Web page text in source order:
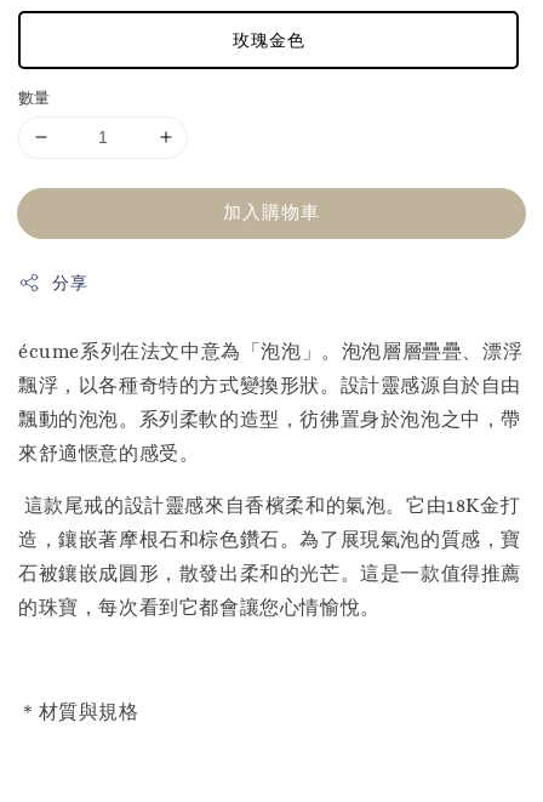
玫瑰金色
數量
加入購物車
分享
écume系列在法文中意為「泡泡」。泡泡層層疊疊、漂浮
飄浮，以各種奇特的方式變換形狀。設計靈感源自於自由
飄動的泡泡。系列柔軟的造型，彷彿置身於泡泡之中，帶
來舒適愜意的感受。
這款尾戒的設計靈感來自香檳柔和的氣泡。它由18K金打
造，鑲嵌著摩根石和棕色鑽石。為了展現氣泡的質感，寶
石被鑲嵌成圓形，散發出柔和的光芒。這是一款值得推薦
的珠寶，每次看到它都會讓您心情愉悅。
＊材質與規格